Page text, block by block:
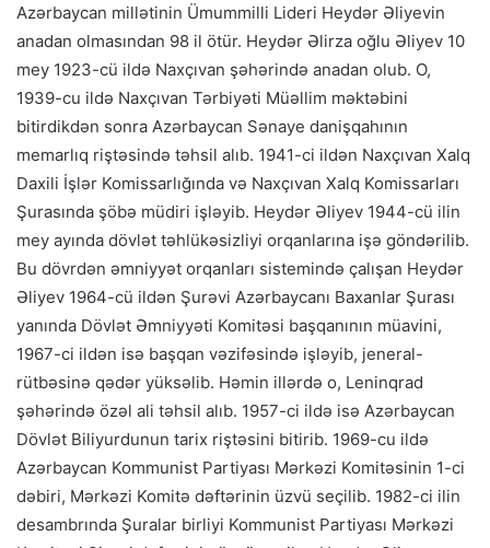
Azərbaycan millətinin Ümummilli Lideri Heydər Əliyevin
anadan olmasından 98 il ötür. Heydər Əlirza oğlu Əliyev 10
mey 1923-cü ildə Naxçıvan şəhərində anadan olub. O,
1939-cu ildə Naxçıvan Tərbiyəti Müəllim məktəbini
bitirdikdən sonra Azərbaycan Sənaye danişqahının
memarlıq riştəsində təhsil alıb. 1941-ci ildən Naxçıvan Xalq
Daxili İşlər Komissarlığında və Naxçıvan Xalq Komissarları
Şurasında şöbə müdiri işləyib. Heydər Əliyev 1944-cü ilin
mey ayında dövlət təhlükəsizliyi orqanlarına işə göndərilib.
Bu dövrdən əmniyyət orqanları sistemində çalışan Heydər
Əliyev 1964-cü ildən Şurəvi Azərbaycanı Baxanlar Şurası
yanında Dövlət Əmniyyəti Komitəsi başqanının müavini,
1967-ci ildən isə başqan vəzifəsində işləyib, jeneral-
rütbəsinə qədər yüksəlib. Həmin illərdə o, Leninqrad
şəhərində özəl ali təhsil alıb. 1957-ci ildə isə Azərbaycan
Dövlət Biliyurdunun tarix riştəsini bitirib. 1969-cu ildə
Azərbaycan Kommunist Partiyası Mərkəzi Komitəsinin 1-ci
dəbiri, Mərkəzi Komitə dəftərinin üzvü seçilib. 1982-ci ilin
desambrında Şuralar birliyi Kommunist Partiyası Mərkəzi